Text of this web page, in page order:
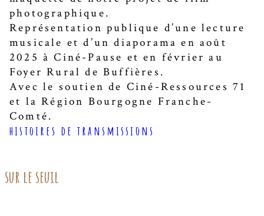
photographique.
Représentation publique d’une lecture
musicale et d’un diaporama en août
2025 à Ciné-Pause et en février au
Foyer Rural de Buffières.
Avec le soutien de Ciné-Ressources 71
et la Région Bourgogne Franche-
Comté.
histoires de transmissions
sur le seuil